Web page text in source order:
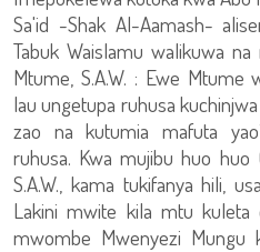
Sa'id -Shak Al-Aamash-
Tabuk Waislamu walikuwa
Mtume, S.A.W. : Ewe Mtume
lau ungetupa ruhusa
zao na kutumia mafuta
ruhusa. Kwa mujibu huo huo
S.A.W., kama tukifanya hili,
Lakini mwite kila mtu kuleta
mwombe Mwenyezi Mungu